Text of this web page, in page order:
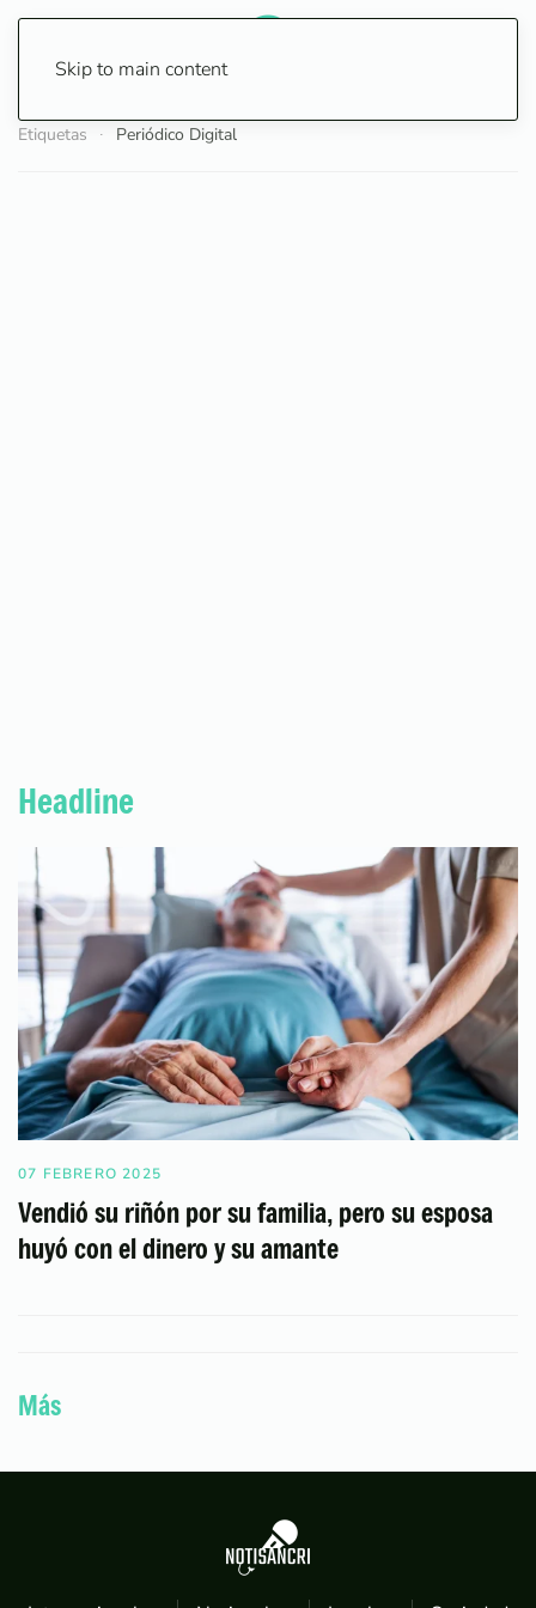
Skip to main content
Etiquetas Periódico Digital
Headline
07 FEBRERO 2025
Vendió su riñón por su familia, pero su esposa
huyó con el dinero y su amante
Más